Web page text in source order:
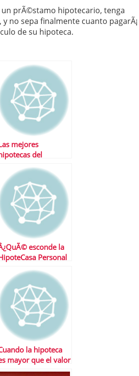
prÃ©stamo hipotecario, tenga
no sepa finalmente cuanto pagarÃ¡
de su hipoteca.
mejores
del
esconde la
Personal
la hipoteca
mayor que el valor
la vivienda